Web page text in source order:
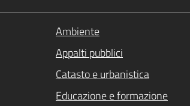
Ambiente
Appalti pubblici
Catasto e urbanistica
Educazione e formazione